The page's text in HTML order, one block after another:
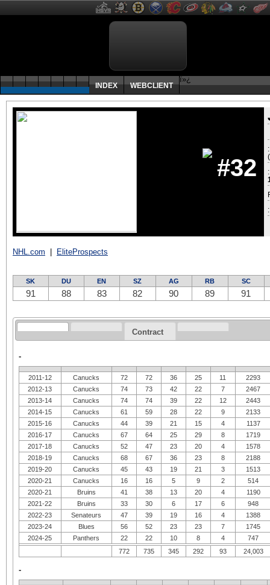
ï»¿
INDEX WEBCLIENT
#32
:
NHL.com EliteProspects
SK DU EN SZ AG RB SC
91 88 83 82 90 89 91
Contract
-
2011-12 Canucks 72 72 36 25 11
2293
2012-13
Canucks 74 73 42 22 7
2467
2013-14
Canucks 74 74 39 22 12
2443
2014-15
Canucks 61 59 28 22 9
2133
2015-16
Canucks 44 39 21 15 4
1137
2016-17
Canucks 67 64 25 29 8
1719
2017-18
Canucks 52 47 23 20 4
1578
2018-19
Canucks 68 67 36 23 8
2188
2019-20
Canucks 45 43 19 21 3
1513
2020-21
Canucks 16 16 5 9 2
514
2020-21
Bruins 41 38 13 20 4
1190
2021-22
Bruins 33 30 6 17 6
948
2022-23
Senateurs 47 39 19 16 4
1388
2023-24
Blues 56 52 23 23 7
1745
2024-25
Panthers 22 22 10 8 4
747
772
735 345 292 93 24,003
-